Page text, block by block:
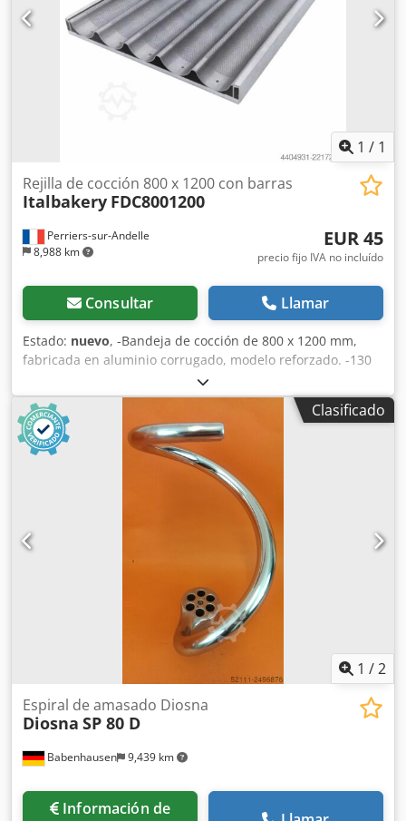
1 / 1
Perriers-sur-Andelle
8,988 km
Rejilla de cocción 800 x 1200 con barras
Italbakery FDC8001200
EUR 45
precio fijo IVA no incluído
Consultar Llamar
Estado: nuevo, -Bandeja de cocción de 800 x 1200 mm,
fabricada en aluminio corrugado, modelo reforzado. -130
bandejas en stock. -10 alveolos. -Equipada con barras de
refuerzo para una mayor rigidez durante su uso. -Formato
profesional, adecuado para hornos de panadería y
pastelería. -Estructura corrugada diseñada para mantener
los productos durante la cocción. Djdpfxozfzize Aftjck -
Accesorio robusto y práctico para su uso regular en el
Clasificado
1 /2
Babenhausen 9,439 km
Espiral de amasado Diosna
Diosna SP 80 D
Información de